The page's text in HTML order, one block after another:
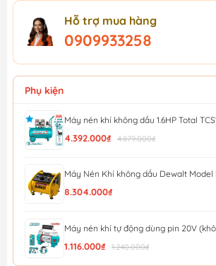
Hỗ trợ mua hàng
0909933258
Phụ kiện
Máy nén khí không dầu 1.6HP Total
4.392.000₫ 4.879.000₫
Máy Nén Khí không dầu Dewalt Model
8.304.000₫
Máy nén khí tự động dùng pin 20V
1.116.000₫ 1.240.000₫